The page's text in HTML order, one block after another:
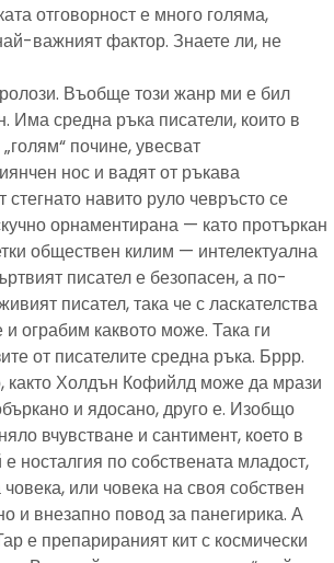
отговорност е много голяма,
важният фактор. Знаете ли, не
Въобще този жанр ми е бил
Има средна ръка писатели, които в
почине, увесват
нос и вадят от ръкава
стегнато навито руло чевръсто се
орнаментирана — като протъркан
обществен килим — интелектуална
писател е безопасен, а по-
писател, така че с ласкателства
ограбим каквото може. Така ги
от писателите средна ръка. Бррр.
както Холдън Кофийлд може да мрази
и ядосано, друго е. Изобщо
вчувстване и сантимент, което в
носталгия по собствената младост,
или човека на своя собствен
и внезапно повод за панегирика. А
е препарираният кит с космически